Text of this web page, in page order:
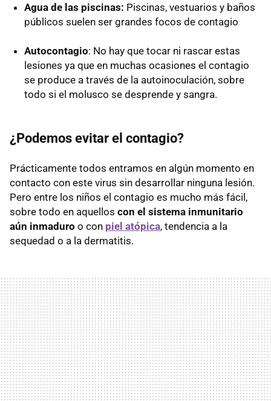
Agua de las piscinas: Piscinas, vestuarios y baños
públicos suelen ser grandes focos de contagio
Autocontagio: No hay que tocar ni rascar estas
lesiones ya que en muchas ocasiones el contagio
se produce a través de la autoinoculación, sobre
todo si el molusco se desprende y sangra.
¿Podemos evitar el contagio?
Prácticamente todos entramos en algún momento en
contacto con este virus sin desarrollar ninguna lesión.
Pero entre los niños el contagio es mucho más fácil,
sobre todo en aquellos con el sistema inmunitario
aún inmaduro o con piel atópica, tendencia a la
sequedad o a la dermatitis.